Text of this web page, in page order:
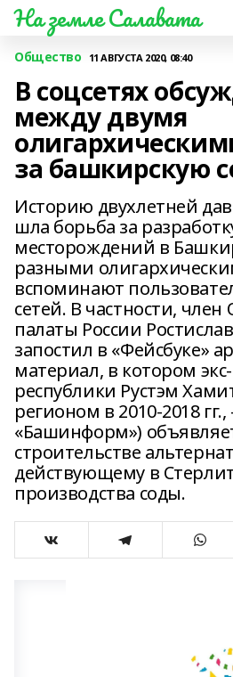
На земле Салавата
Общество 11 АВГУСТА 2020, 08:40
В соцсетях
между двумя
за башкирскую
Историю двухлетней
шла борьба за
месторождений в
разными
вспоминают
сетей. В частности,
палаты России
запостил в «Фейсбуке»
материал, в котором
республики Рустэм
регионом в 2010-2018
«Башинформ»)
строительстве
действующему в
производства соды.